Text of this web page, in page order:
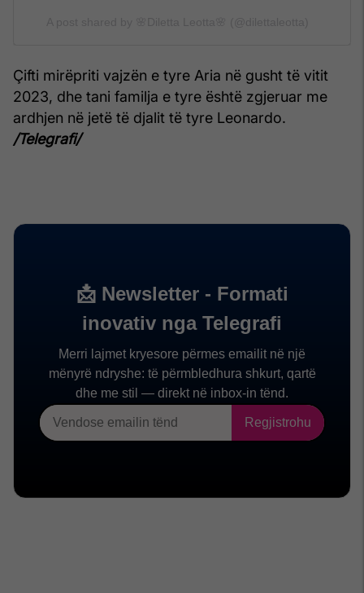
Çifti mirëpriti vajzën e tyre Aria në gusht të vitit
2023, dhe tani familja e tyre është zgjeruar me
ardhjen në jetë të djalit të tyre Leonardo.
/Telegrafi/